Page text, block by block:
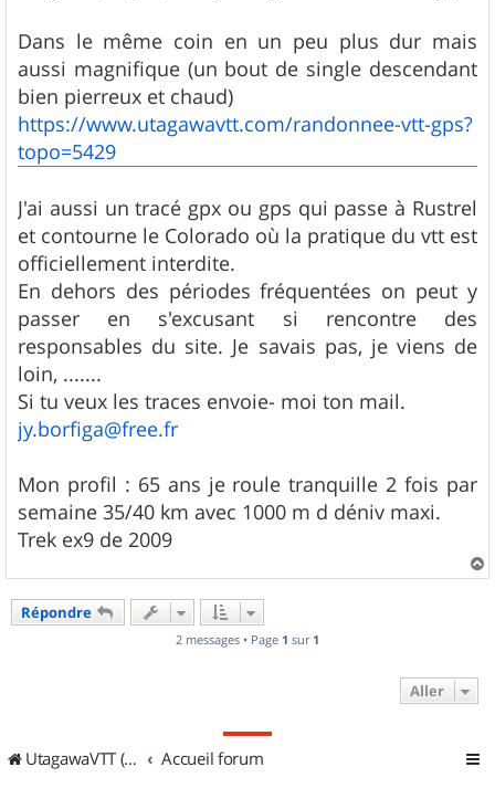
Dans le même coin en un peu plus dur mais
aussi magnifique (un bout de single descendant
bien pierreux et chaud)
https://www.utagawavtt.com/randonnee-vtt-gps?
topo=5429
J'ai aussi un tracé gpx ou gps qui passe à Rustrel
et contourne le Colorado où la pratique du vtt est
officiellement interdite.
En dehors des périodes fréquentées on peut y
passer en s'excusant si rencontre des
responsables du site. Je savais pas, je viens de
loin, .......
Si tu veux les traces envoie- moi ton mail.
jy.borfiga@free.fr
Mon profil : 65 ans je roule tranquille 2 fois par
semaine 35/40 km avec 1000 m d déniv maxi.
Trek ex9 de 2009
a
Répondre
2 messages • Page 1 sur 1
Aller
UtagawaVTT (Randos VTT et VTTAE avec traces GPS) Accueil forum